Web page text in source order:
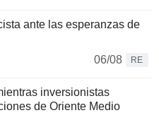
ante las esperanzas de
06/08
RE
inversionistas
de Oriente Medio